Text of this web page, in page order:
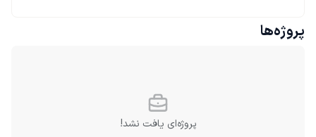
پروژه‌ها
پروژه‌ای یافت نشد!